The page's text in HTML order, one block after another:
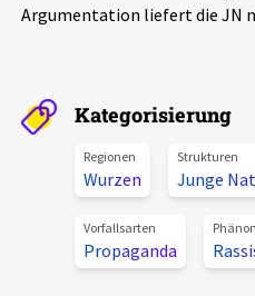
Pressemitteilungen
Podcasts
Projektbeschreibung
Kontakt
Unterstützer_innen
Spenden
Argumentation liefert die JN
Kategorisierung
Regionen
Wurzen
Strukturen
Junge
Vorfallsarten
Propaganda